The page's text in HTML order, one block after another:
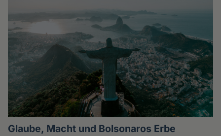
Glaube, Macht und Bolsonaros Erbe